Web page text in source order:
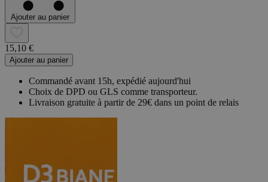
Ajouter au panier
15,10 €
Ajouter au panier
Commandé avant 15h, expédié aujourd'hui
Choix de DPD ou GLS comme transporteur.
Livraison gratuite à partir de 29€ dans un point de relais